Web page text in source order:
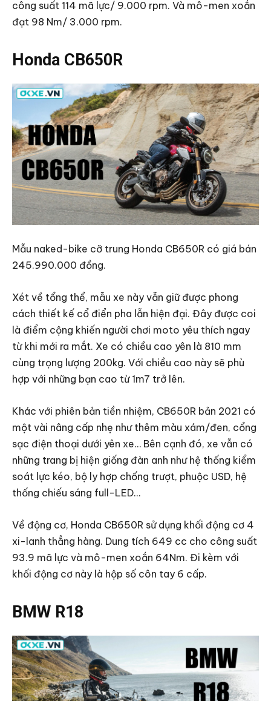
công suất 114 mã lực/ 9.000 rpm. Và mô-men xoắn
đạt 98 Nm/ 3.000 rpm.
Honda CB650R
Mẫu naked-bike cỡ trung Honda CB650R có giá bán
245.990.000 đồng.
Xét về tổng thể, mẫu xe này vẫn giữ được phong
cách thiết kế cổ điển pha lẫn hiện đại. Đây được coi
là điểm cộng khiến người chơi moto yêu thích ngay
từ khi mới ra mắt. Xe có chiều cao yên là 810 mm
cùng trọng lượng 200kg. Với chiều cao này sẽ phù
hợp với những bạn cao từ 1m7 trở lên.
Khác với phiên bản tiền nhiệm, CB650R bản 2021 có
một vài nâng cấp nhẹ như thêm màu xám/đen, cổng
sạc điện thoại dưới yên xe… Bên cạnh đó, xe vẫn có
những trang bị hiện giống đàn anh như hệ thống kiểm
soát lực kéo, bộ ly hợp chống trượt, phuộc USD, hệ
thống chiếu sáng full-LED…
Về động cơ, Honda CB650R sử dụng khối động cơ 4
xi-lanh thẳng hàng. Dung tích 649 cc cho công suất
93.9 mã lực và mô-men xoắn 64Nm. Đi kèm với
khối động cơ này là hộp số côn tay 6 cấp.
BMW R18